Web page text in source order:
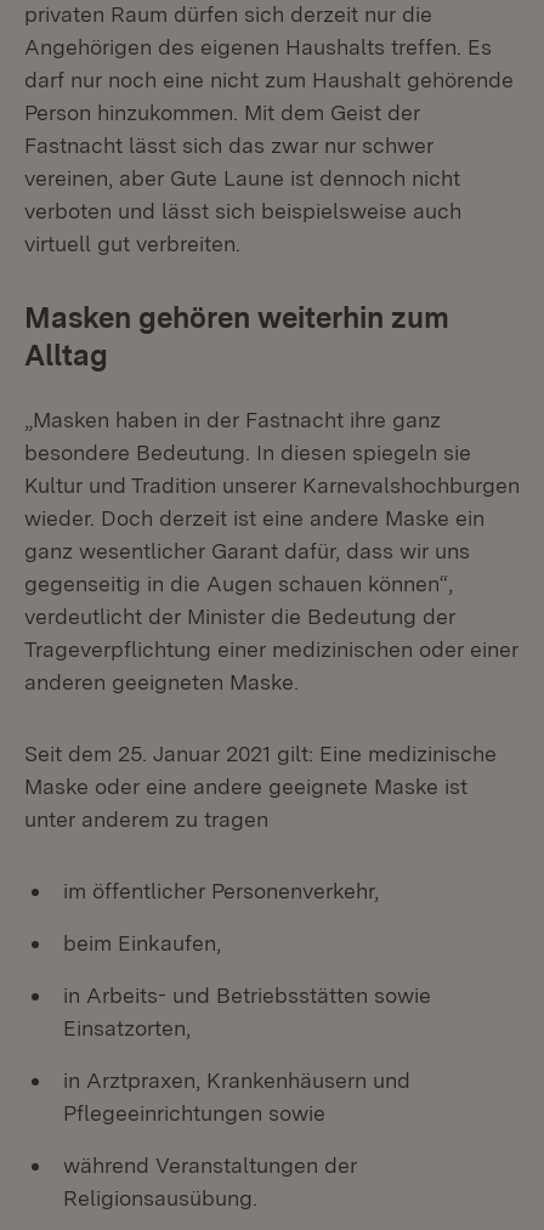
privaten Raum dürfen sich derzeit nur die
Angehörigen des eigenen Haushalts treffen. Es
darf nur noch eine nicht zum Haushalt gehörende
Person hinzukommen. Mit dem Geist der
Fastnacht lässt sich das zwar nur schwer
vereinen, aber Gute Laune ist dennoch nicht
verboten und lässt sich beispielsweise auch
virtuell gut verbreiten.
Masken gehören weiterhin zum
Alltag
„Masken haben in der Fastnacht ihre ganz
besondere Bedeutung. In diesen spiegeln sie
Kultur und Tradition unserer Karnevalshochburgen
wieder. Doch derzeit ist eine andere Maske ein
ganz wesentlicher Garant dafür, dass wir uns
gegenseitig in die Augen schauen können“,
verdeutlicht der Minister die Bedeutung der
Trageverpflichtung einer medizinischen oder einer
anderen geeigneten Maske.
Seit dem 25. Januar 2021 gilt: Eine medizinische
Maske oder eine andere geeignete Maske ist
unter anderem zu tragen
im öffentlicher Personenverkehr,
beim Einkaufen,
in Arbeits- und Betriebsstätten sowie
Einsatzorten,
in Arztpraxen, Krankenhäusern und
Pflegeeinrichtungen sowie
während Veranstaltungen der
Religionsausübung.